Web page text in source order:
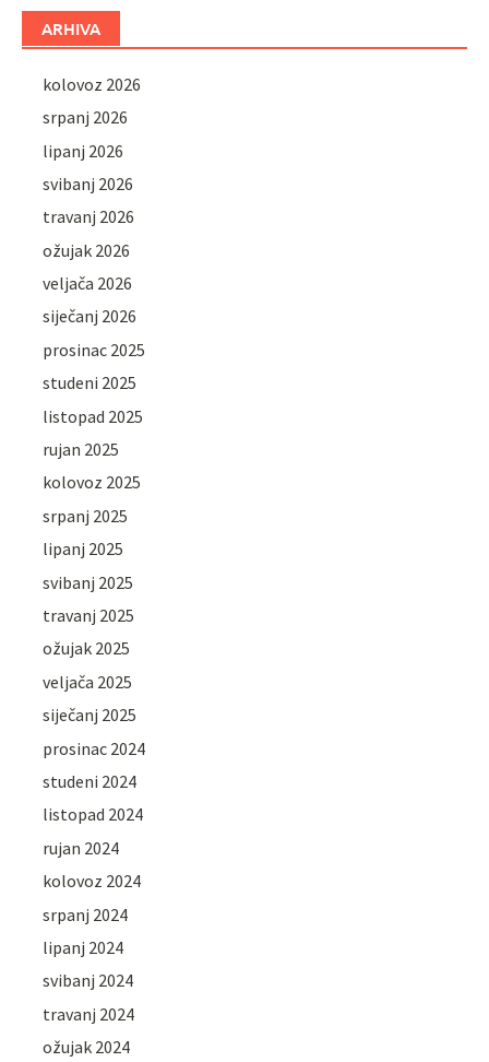
ARHIVA
kolovoz 2026
srpanj 2026
lipanj 2026
svibanj 2026
travanj 2026
ožujak 2026
veljača 2026
siječanj 2026
prosinac 2025
studeni 2025
listopad 2025
rujan 2025
kolovoz 2025
srpanj 2025
lipanj 2025
svibanj 2025
travanj 2025
ožujak 2025
veljača 2025
siječanj 2025
prosinac 2024
studeni 2024
listopad 2024
rujan 2024
kolovoz 2024
srpanj 2024
lipanj 2024
svibanj 2024
travanj 2024
ožujak 2024